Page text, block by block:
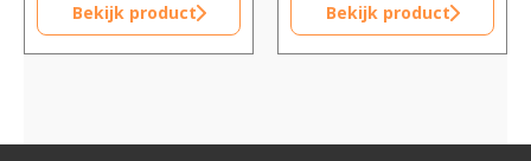
Bekijk product Bekijk product